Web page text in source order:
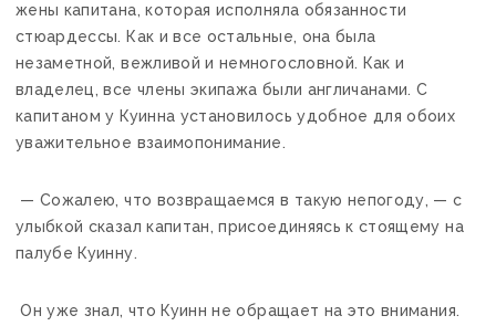
жены капитана, которая исполняла обязанности
стюардессы. Как и все остальные, она была
незаметной, вежливой и немногословной. Как и
владелец, все члены экипажа были англичанами. С
капитаном у Куинна установилось удобное для обоих
уважительное взаимопонимание.
— Сожалею, что возвращаемся в такую непогоду, — с
улыбкой сказал капитан, присоединяясь к стоящему на
палубе Куинну.
Он уже знал, что Куинн не обращает на это внимания.